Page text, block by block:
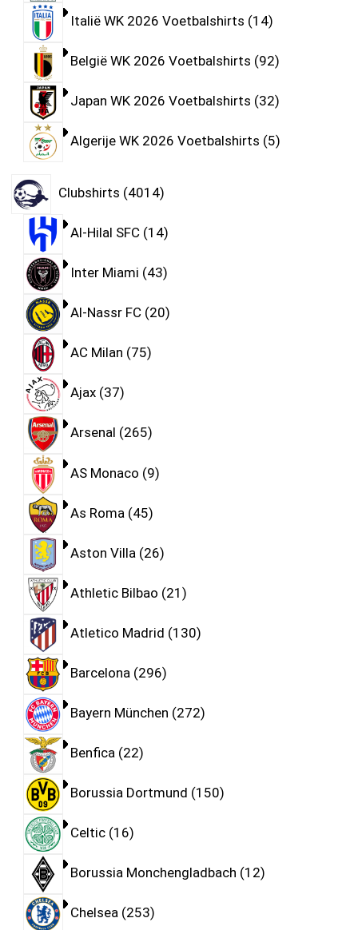
Italië WK 2026 Voetbalshirts 14
België WK 2026 Voetbalshirts 92
Japan WK 2026 Voetbalshirts 32
Algerije WK 2026 Voetbalshirts 5
Clubshirts 4014
Al-Hilal SFC 14
Inter Miami 43
Al-Nassr FC 20
AC Milan 75
Ajax 37
Arsenal 265
AS Monaco 9
As Roma 45
Aston Villa 26
Athletic Bilbao 21
Atletico Madrid 130
Barcelona 296
Bayern München 272
Benfica 22
Borussia Dortmund 150
Celtic 16
Borussia Monchengladbach 12
Chelsea 253